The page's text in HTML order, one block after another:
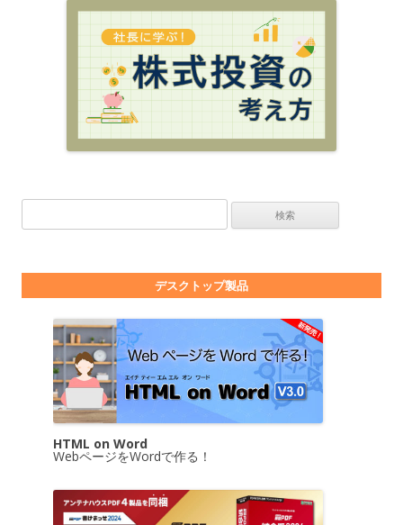
デスクトップ製品
HTML on Word
WebページをWordで作る！